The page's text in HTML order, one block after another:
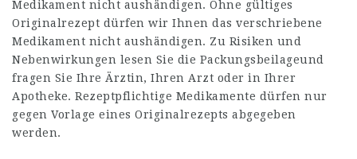
Medikament nicht aushändigen. Ohne gültiges
Originalrezept dürfen wir Ihnen das verschriebene
Medikament nicht aushändigen. Zu Risiken und
Nebenwirkungen lesen Sie die Packungsbeilageund
fragen Sie Ihre Ärztin, Ihren Arzt oder in Ihrer
Apotheke. Rezeptpflichtige Medikamente dürfen nur
gegen Vorlage eines Originalrezepts abgegeben
werden.